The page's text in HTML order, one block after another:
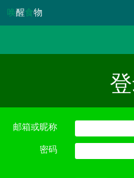
唤醒食物
邮箱或昵称
密码